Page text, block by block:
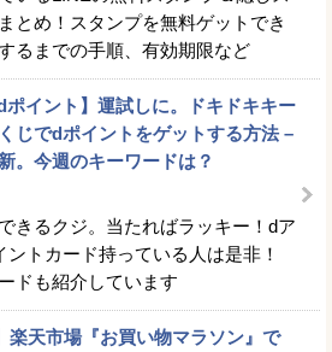
とめ！スタンプを無料ゲットでき
るまでの手順、有効期限など
ポイント】運試しに。ドキドキキー
じでdポイントをゲットする方法 –
。今週のキーワードは？
きるクジ。当たればラッキー！dア
ントカード持っている人は是非！
ドも紹介しています
楽天市場『お買い物マラソン』で